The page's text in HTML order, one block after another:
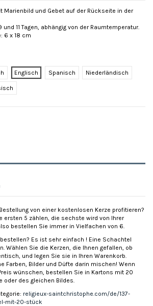
(1 Bewertung)
Marienbild und Gebet auf der Rückseite in der
11 Tagen, abhängig von der Raumtemperatur.
6 x 18 cm
Englisch Spanisch Niederländisch
von einer kostenlosen Kerze profitieren?
ersten 5 zählen, die sechste wird von Ihrer
bestellen Sie immer in Vielfachen von 6.
Es ist sehr einfach ! Eine Schachtel
Wählen Sie die Kerzen, die Ihnen gefallen, ob
und legen Sie sie in Ihren Warenkorb.
Farben, Bilder und Düfte darin mischen! Wenn
wünschen, bestellen Sie in Kartons mit 20
oder des gleichen Bildes.
religieux-saintchristophe.com/de/137-
mit-20-stück